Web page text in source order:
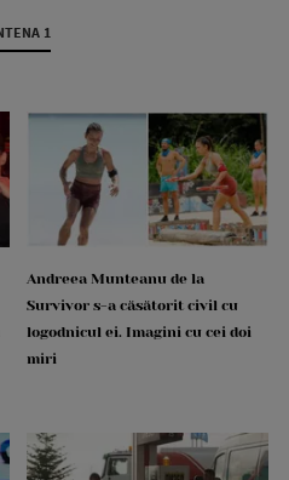
1
Andreea Munteanu de la
Survivor s-a căsătorit civil cu
logodnicul ei. Imagini cu cei doi
miri